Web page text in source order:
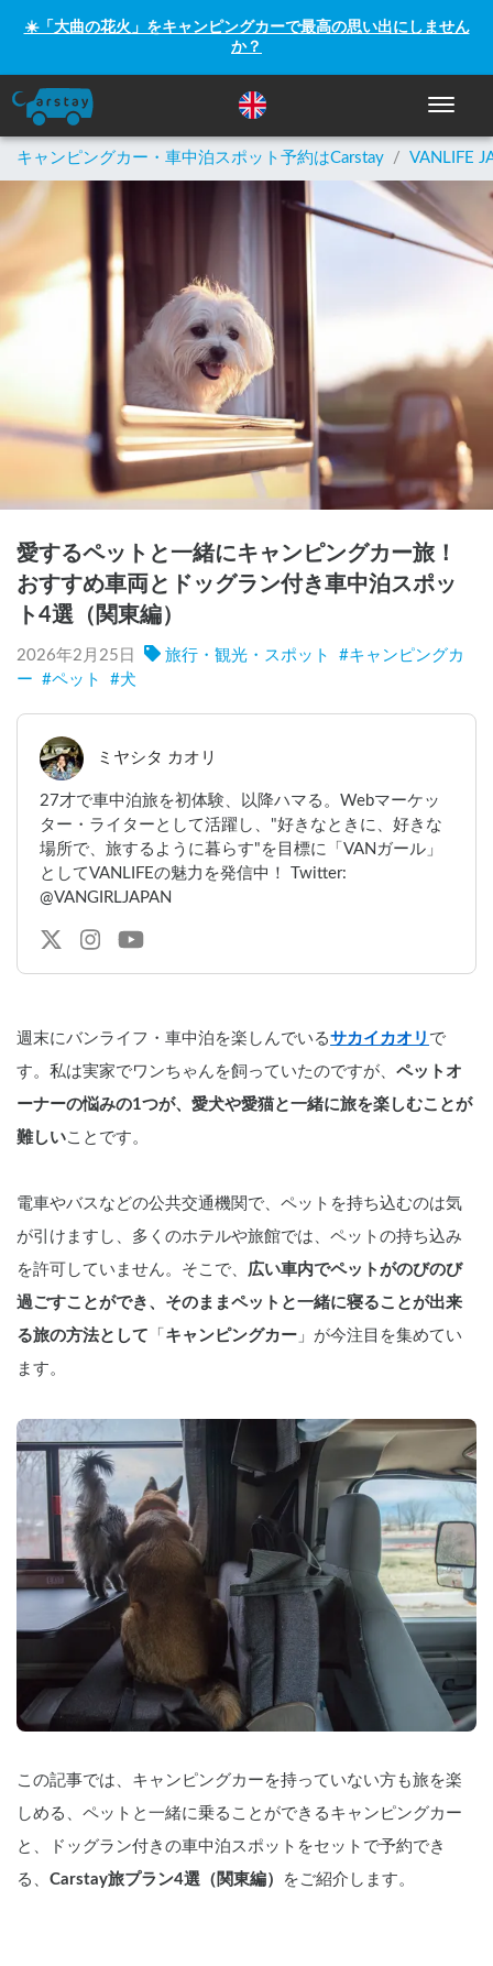
☀️「大曲の花火」をキャンピングカーで最高の思い出にしません
か？
ナビゲ
キャンピングカー・車中泊スポット予約はCarstay / VANLIFE
愛するペットと一緒にキャンピングカー旅！
おすすめ車両とドッグラン付き車中泊スポッ
ト4選（関東編）
2026年2月25日 旅行・観光・スポット #キャンピングカ
ー #ペット #犬
ミヤシタ カオリ
27才で車中泊旅を初体験、以降ハマる。Webマーケッ
ター・ライターとして活躍し、"好きなときに、好きな
場所で、旅するように暮らす"を目標に「VANガール」
としてVANLIFEの魅力を発信中！ Twitter:
@VANGIRLJAPAN
週末にバンライフ・車中泊を楽しんでいるサカイカオリ で
す。私は実家でワンちゃんを飼っていたのですが、 ペットオ
ーナーの悩みの1つが、愛犬や愛猫と一緒に旅を楽しむことが
難しいことです。
電車やバスなどの公共交通機関で、ペットを持ち込むのは気
が引けますし、多くのホテルや旅館では、ペットの持ち込み
を許可していません。そこで、 広い車内でペットがのびのび
過ごすことができ、そのままペットと一緒に寝ることが出来
る旅の方法として 「 キャンピングカー 」が今注目を集めてい
ます。
この記事では、キャンピングカーを持っていない方も旅を楽
しめる、ペットと一緒に乗ることができるキャンピングカー
と、ドッグラン付きの車中泊スポットをセットで予約でき
る、 Carstay旅プラン4選（関東編） をご紹介します。